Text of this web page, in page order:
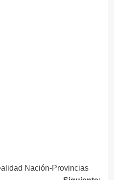
Nación-Provincias